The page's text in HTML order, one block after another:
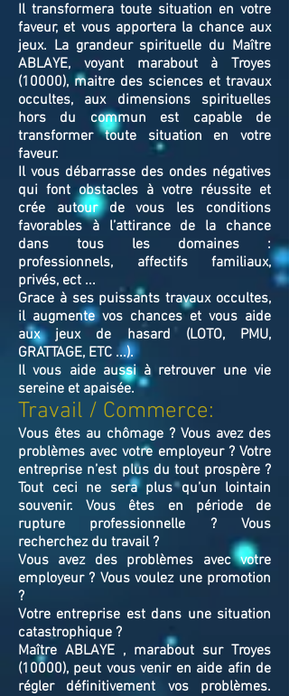
Il transformera toute situation en votre
faveur, et vous apportera la chance aux
jeux. La grandeur spirituelle du Maître
ABLAYE, voyant marabout à Troyes
(10000), maitre des sciences et travaux
occultes, aux dimensions spirituelles
hors du commun est capable de
transformer toute situation en votre
faveur.
Il vous débarrasse des ondes négatives
qui font obstacles à votre réussite et
crée autour de vous les conditions
favorables à l’attirance de la chance
dans tous les domaines :
professionnels, affectifs familiaux,
privés, ect ...
Grace à ses puissants travaux occultes,
il augmente vos chances et vous aide
aux jeux de hasard (LOTO, PMU,
GRATTAGE, ETC ...).
Il vous aide aussi à retrouver une vie
sereine et apaisée.
Travail / Commerce:
Vous êtes au chômage ? Vous avez des
problèmes avec votre employeur ? Votre
entreprise n’est plus du tout prospère ?
Tout ceci ne sera plus qu’un lointain
souvenir. Vous êtes en période de
rupture professionnelle ? Vous
recherchez du travail ?
Vous avez des problèmes avec votre
employeur ? Vous voulez une promotion
?
Votre entreprise est dans une situation
catastrophique ?
Maître ABLAYE , marabout sur Troyes
(10000), peut vous venir en aide afin de
régler définitivement vos problèmes.